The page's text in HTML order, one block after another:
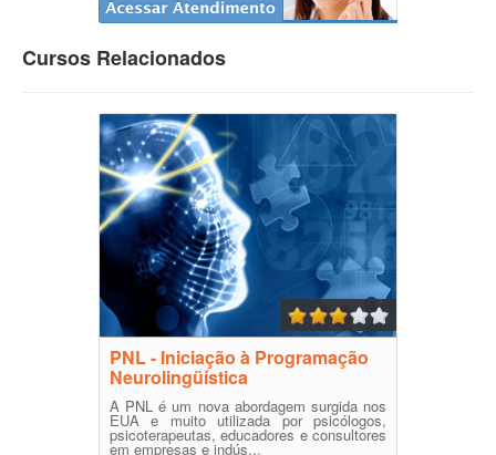
Cursos Relacionados
PNL - Iniciação à Programação
Neurolingüística
A PNL é um nova abordagem surgida nos
EUA e muito utilizada por psicólogos,
psicoterapeutas, educadores e consultores
em empresas e indús...